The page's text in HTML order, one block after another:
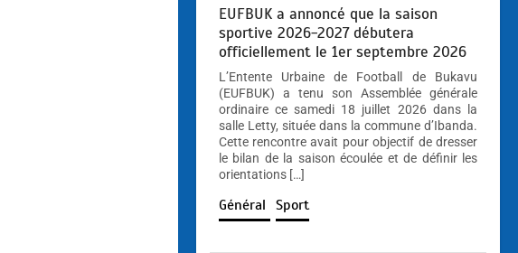
EUFBUK a annoncé que la saison
sportive 2026-2027 débutera
officiellement le 1er septembre 2026
L’Entente Urbaine de Football de Bukavu
(EUFBUK) a tenu son Assemblée générale
ordinaire ce samedi 18 juillet 2026 dans la
salle Letty, située dans la commune d’Ibanda.
Cette rencontre avait pour objectif de dresser
le bilan de la saison écoulée et de définir les
orientations […]
Général Sport